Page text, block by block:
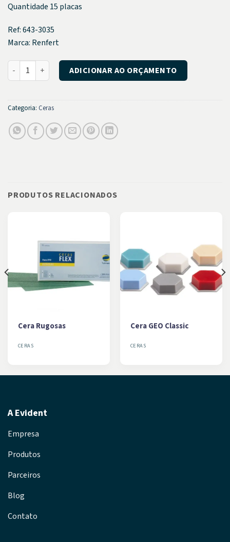
Quantidade 15 placas
Ref: 643-3035
Marca: Renfert
Cera GEO de Fundição Granulada Grossa quantidade
ADICIONAR AO ORÇAMENTO
Categoria: Ceras
PRODUTOS RELACIONADOS
CERAS
Cera Rugosas
CERAS
Cera GEO Classic
A Evident
Empresa
Produtos
Parceiros
Blog
Contato